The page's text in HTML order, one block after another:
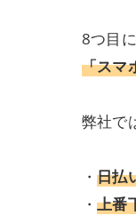
8つ目
「スマ
弊社で
・日払
・上番